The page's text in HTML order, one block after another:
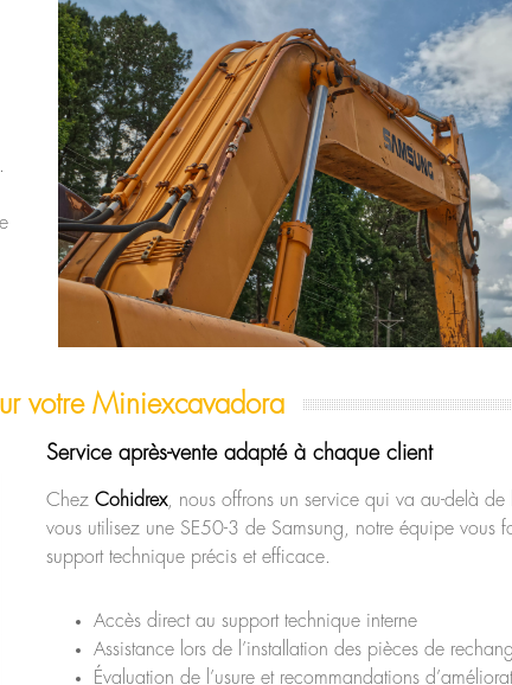
votre Miniexcavadora
Service après-vente adapté à chaque client
Chez Cohidrex, nous offrons un service qui va au-delà de
vous utilisez une SE50-3 de Samsung, notre équipe vous
support technique précis et efficace.
Accès direct au support technique interne
Assistance lors de l’installation des pièces de
Évaluation de l’usure et recommandations